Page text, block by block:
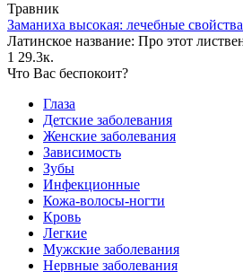
Травник
Заманиха высокая: лечебные
Латинское название: Про этот
1 29.3к.
Что Вас беспокоит?
Глаза
Детские заболевания
Женские заболевания
Зависимость
Зубы
Инфекционные
Кожа-волосы-ногти
Кровь
Легкие
Мужские заболевания
Нервные заболевания